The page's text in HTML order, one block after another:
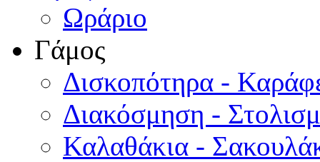
Ωράριο
Γάμος
Δισκοπότηρα -
Διακόσμηση -
Καλαθάκια -